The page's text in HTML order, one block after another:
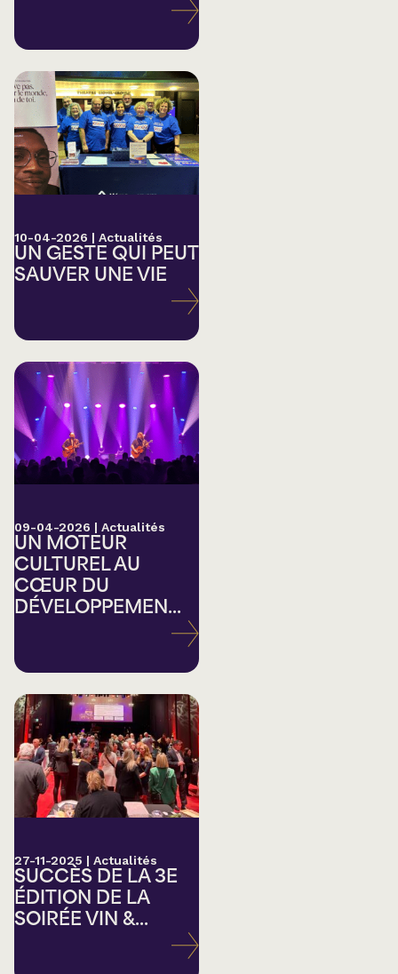
10-04-2026 | Actualités
UN GESTE QUI PEUT
SAUVER UNE VIE
09-04-2026 | Actualités
UN MOTEUR
CULTUREL AU
CŒUR DU
DÉVELOPPEMEN...
27-11-2025 | Actualités
SUCCÈS DE LA 3E
ÉDITION DE LA
SOIRÉE VIN &...